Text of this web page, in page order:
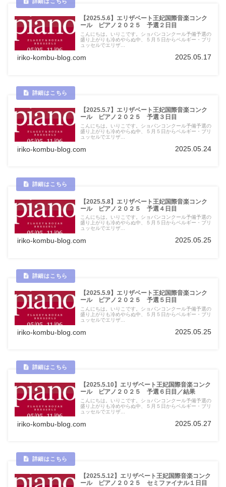
【2025.5.6】エリザベート王妃国際音楽コンク
ール ピアノ２０２５ 予選２日目
こんにちは。いりこです。ショパンコンクール予備予選の
盛り上がりも冷めやらぬ中、５月５日からベルギー・ブリ
ュッセルでエリザ...
iriko-kombu-blog.com 2025.05.17
【2025.5.7】エリザベート王妃国際音楽コンク
ール ピアノ２０２５ 予選３日目
こんにちは。いりこです。ショパンコンクール予備予選の
盛り上がりも冷めやらぬ中、５月５日からベルギー・ブリ
ュッセルでエリザ...
iriko-kombu-blog.com 2025.05.24
【2025.5.8】エリザベート王妃国際音楽コンク
ール ピアノ２０２５ 予選４日目
こんにちは。いりこです。ショパンコンクール予備予選の
盛り上がりも冷めやらぬ中、５月５日からベルギー・ブリ
ュッセルでエリザ...
iriko-kombu-blog.com 2025.05.25
【2025.5.9】エリザベート王妃国際音楽コンク
ール ピアノ２０２５ 予選５日目
こんにちは。いりこです。ショパンコンクール予備予選の
盛り上がりも冷めやらぬ中、５月５日からベルギー・ブリ
ュッセルでエリザ...
iriko-kombu-blog.com 2025.05.25
【2025.5.10】エリザベート王妃国際音楽コンク
ール ピアノ２０２５ 予選６日目／結果
こんにちは。いりこです。ショパンコンクール予備予選の
盛り上がりも冷めやらぬ中、５月５日からベルギー・ブリ
ュッセルでエリザ...
iriko-kombu-blog.com 2025.05.27
【2025.5.12】エリザベート王妃国際音楽コンク
ール ピアノ２０２５ セミファイナル１日目